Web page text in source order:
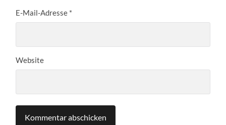
E-Mail-Adresse *
Website